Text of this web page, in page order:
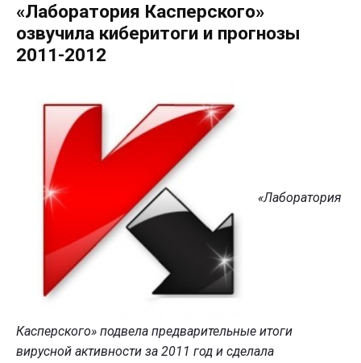
«Лаборатория Касперского»
озвучила киберитоги и прогнозы
2011-2012
«Лаборатория
Касперского» подвела предварительные итоги
вирусной активности за 2011 год и сделала